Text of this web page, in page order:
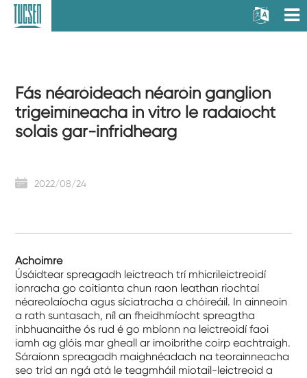
Fás néaróideach néaróin ganglion
trigeimíneacha in vitro le radaíocht
solais gar-infridhearg
2022/08/24
Achoimre
Úsáidtear spreagadh leictreach trí mhicrileictreoidí
ionracha go coitianta chun raon leathan riochtaí
néareolaíocha agus síciatracha a chóireáil. In ainneoin
a rath suntasach, níl an fheidhmíocht spreagtha
inbhuanaithe ós rud é go mbíonn na leictreoidí faoi
iamh ag glóis mar gheall ar imoibrithe coirp eachtraigh.
Sáraíonn spreagadh maighnéadach na teorainneacha
seo tríd an ngá atá le teagmháil miotail-leictreoid a